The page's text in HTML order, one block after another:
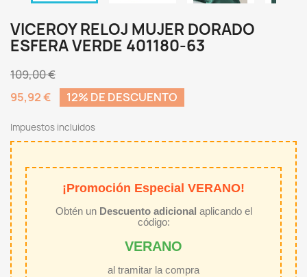
VICEROY RELOJ MUJER DORADO
ESFERA VERDE 401180-63
109,00 €
95,92 €
12% DE DESCUENTO
Impuestos incluidos
¡Promoción Especial VERANO!
Obtén un Descuento adicional aplicando el
código:
VERANO
al tramitar la compra